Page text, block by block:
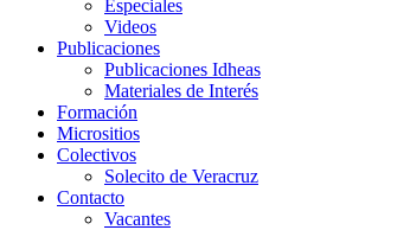
Especiales
Videos
Publicaciones
Publicaciones Idheas
Materiales de Interés
Formación
Micrositios
Colectivos
Solecito de Veracruz
Contacto
Vacantes